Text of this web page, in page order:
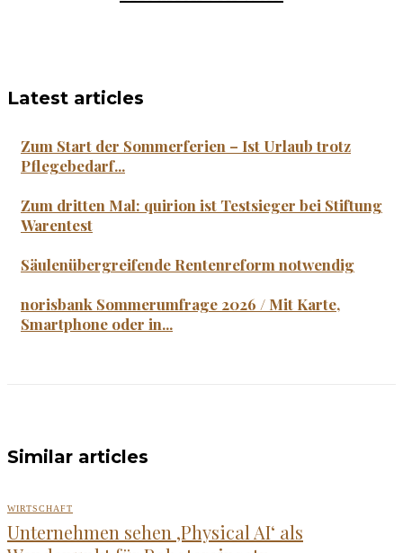
Latest articles
Zum Start der Sommerferien – Ist Urlaub trotz
Pflegebedarf...
Zum dritten Mal: quirion ist Testsieger bei Stiftung
Warentest
Säulenübergreifende Rentenreform notwendig
norisbank Sommerumfrage 2026 / Mit Karte,
Smartphone oder in...
Similar articles
WIRTSCHAFT
Unternehmen sehen ‚Physical AI‘ als